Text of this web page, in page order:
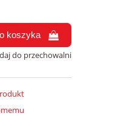
koszyka
do przechowalni